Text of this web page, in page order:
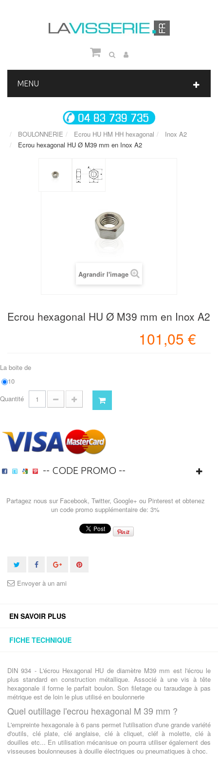
MENU
BOULONNERIE Ecrou HU HM HH hexagonal
Inox A2
Ecrou hexagonal HU Ø M39 mm en Inox A2
Agrandir l'image
Ecrou hexagonal HU Ø M39 mm en Inox A2
101,05 €
La boite de
10
Quantité
-- CODE PROMO --
Partagez nous sur Facebook, Twitter, Google+ ou Pinterest et obtenez
un code promo supplémentaire de: 3%
Envoyer à un ami
EN SAVOIR PLUS
FICHE TECHNIQUE
DIN 934 - L'écrou Hexagonal HU de diamètre M39 mm est l'écrou le
plus standard en construction métallique. Associé à une vis à tête
hexagonale il forme le parfait boulon. Son filetage ou taraudage à pas
métrique est de loin le plus utilisé en boulonnerie
Quel outillage l'ecrou hexagonal M 39 mm ?
L'empreinte hexagonale à 6 pans permet l'utilisation d'une grande variété
d'outils, clé plate, clé anglaise, clé à cliquet, cléf à molette, clé à
douilles etc... En utilisation mécanisue on pourra utiliser également des
visseuses boulonneuses à douille électriques ou pneumatiques à choc.